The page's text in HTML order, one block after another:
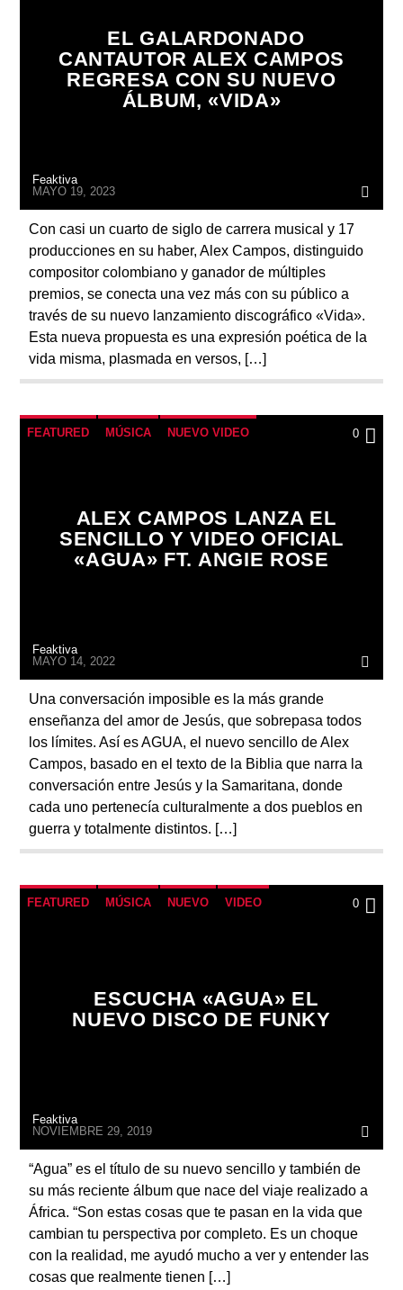
EL GALARDONADO
CANTAUTOR ALEX CAMPOS
REGRESA CON SU NUEVO
ÁLBUM, «VIDA»
Feaktiva
MAYO 19, 2023
Con casi un cuarto de siglo de carrera musical y 17
producciones en su haber, Alex Campos, distinguido
compositor colombiano y ganador de múltiples
premios, se conecta una vez más con su público a
través de su nuevo lanzamiento discográfico «Vida».
Esta nueva propuesta es una expresión poética de la
vida misma, plasmada en versos, […]
FEATURED MÚSICA NUEVO VIDEO 0
ALEX CAMPOS LANZA EL
SENCILLO Y VIDEO OFICIAL
«AGUA» FT. ANGIE ROSE
Feaktiva
MAYO 14, 2022
Una conversación imposible es la más grande
enseñanza del amor de Jesús, que sobrepasa todos
los límites. Así es AGUA, el nuevo sencillo de Alex
Campos, basado en el texto de la Biblia que narra la
conversación entre Jesús y la Samaritana, donde
cada uno pertenecía culturalmente a dos pueblos en
guerra y totalmente distintos. […]
FEATURED MÚSICA NUEVO VIDEO 0
ESCUCHA «AGUA» EL
NUEVO DISCO DE FUNKY
Feaktiva
NOVIEMBRE 29, 2019
“Agua” es el título de su nuevo sencillo y también de
su más reciente álbum que nace del viaje realizado a
África. “Son estas cosas que te pasan en la vida que
cambian tu perspectiva por completo. Es un choque
con la realidad, me ayudó mucho a ver y entender las
cosas que realmente tienen […]